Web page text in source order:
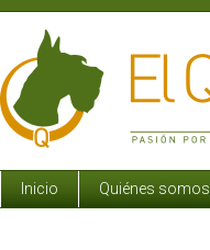
Inicio Quiénes somos